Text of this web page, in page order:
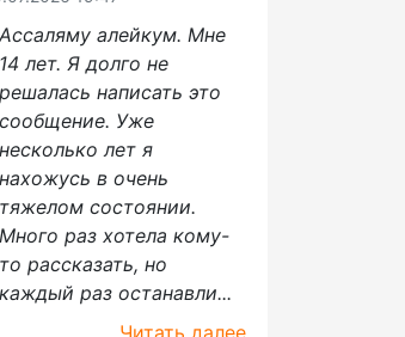
Ассаляму алейкум. Мне
14 лет. Я долго не
решалась написать это
сообщение. Уже
несколько лет я
нахожусь в очень
тяжелом состоянии.
Много раз хотела кому-
то рассказать, но
каждый раз останавли...
Читать далее